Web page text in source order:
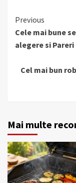
Continue
Reading
Previous
Cele mai bune
alegere si Pareri
Cel mai bun
Mai multe